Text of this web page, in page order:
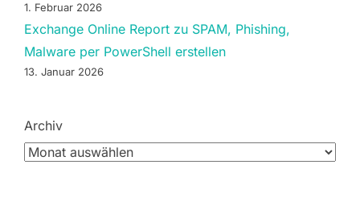
1. Februar 2026
Exchange Online Report zu SPAM, Phishing,
Malware per PowerShell erstellen
13. Januar 2026
Archiv